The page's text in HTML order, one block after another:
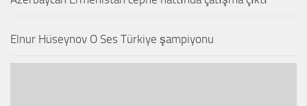
Elnur Hüseynov O Ses Türkiye şampiyonu